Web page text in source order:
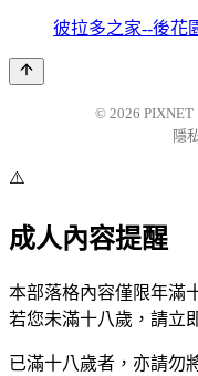
彼拉多之家--後花
© 2026 PIXNET
隱
⚠️
成人內容提醒
本部落格內容僅限年滿
若您未滿十八歲，請立
已滿十八歲者，亦請勿